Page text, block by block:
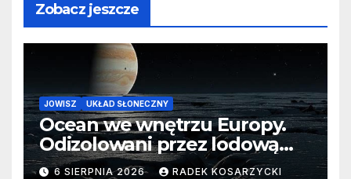
Zobacz jeszcze
JOWISZ UKŁAD SŁONECZNY
Ocean we wnętrzu Europy.
Odizolowani przez lodową
barierę
6 SIERPNIA 2026 RADEK KOSARZYCKI